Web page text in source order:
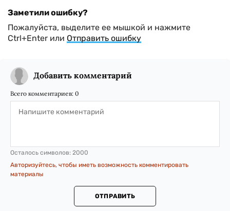
Заметили ошибку?
Пожалуйста, выделите ее мышкой и нажмите
Ctrl+Enter или Отправить ошибку
Добавить комментарий
Всего комментариев: 0
Осталось символов: 2000
Авторизуйтесь, чтобы иметь возможность комментировать
материалы
ОТПРАВИТЬ